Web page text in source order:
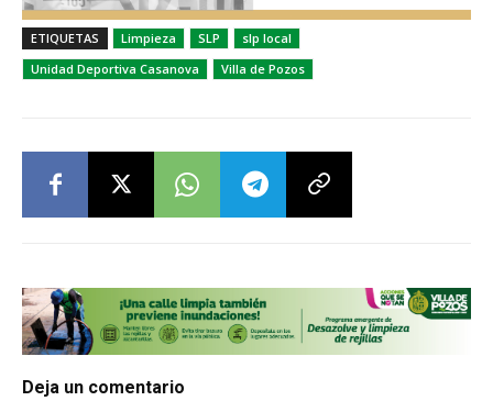
ETIQUETAS Limpieza SLP
slp local
Unidad Deportiva Casanova
Villa de Pozos
Deja un comentario